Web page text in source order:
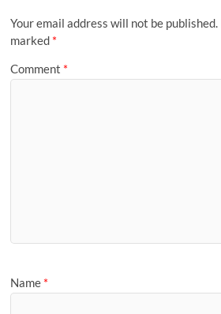
Your email address will not be published.
marked *
Comment *
Name *